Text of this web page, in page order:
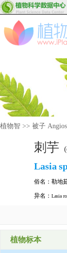
植物智 >> 被子
刺芋
Lasia
俗名： 勒地
异名： Lasia
植物标本